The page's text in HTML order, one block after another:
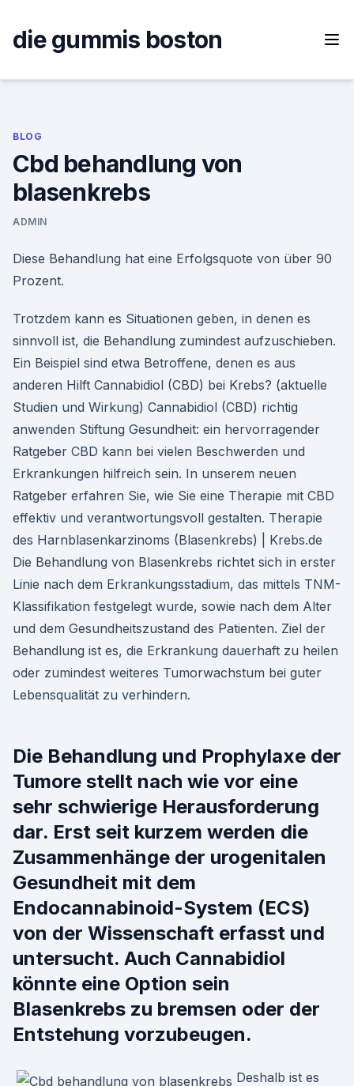
content
die gummis boston
BLOG
Cbd behandlung von
blasenkrebs
ADMIN
Diese Behandlung hat eine Erfolgsquote von über 90
Prozent.
Trotzdem kann es Situationen geben, in denen es
sinnvoll ist, die Behandlung zumindest aufzuschieben.
Ein Beispiel sind etwa Betroffene, denen es aus
anderen Hilft Cannabidiol (CBD) bei Krebs? (aktuelle
Studien und Wirkung) Cannabidiol (CBD) richtig
anwenden Stiftung Gesundheit: ein hervorragender
Ratgeber CBD kann bei vielen Beschwerden und
Erkrankungen hilfreich sein. In unserem neuen
Ratgeber erfahren Sie, wie Sie eine Therapie mit CBD
effektiv und verantwortungsvoll gestalten. Therapie
des Harnblasenkarzinoms (Blasenkrebs) | Krebs.de
Die Behandlung von Blasenkrebs richtet sich in erster
Linie nach dem Erkrankungsstadium, das mittels TNM-
Klassifikation festgelegt wurde, sowie nach dem Alter
und dem Gesundheitszustand des Patienten. Ziel der
Behandlung ist es, die Erkrankung dauerhaft zu heilen
oder zumindest weiteres Tumorwachstum bei guter
Lebensqualität zu verhindern.
Die Behandlung und Prophylaxe der
Tumore stellt nach wie vor eine
sehr schwierige Herausforderung
dar. Erst seit kurzem werden die
Zusammenhänge der urogenitalen
Gesundheit mit dem
Endocannabinoid-System (ECS)
von der Wissenschaft erfasst und
untersucht. Auch Cannabidiol
könnte eine Option sein
Blasenkrebs zu bremsen oder der
Entstehung vorzubeugen.
Deshalb ist es